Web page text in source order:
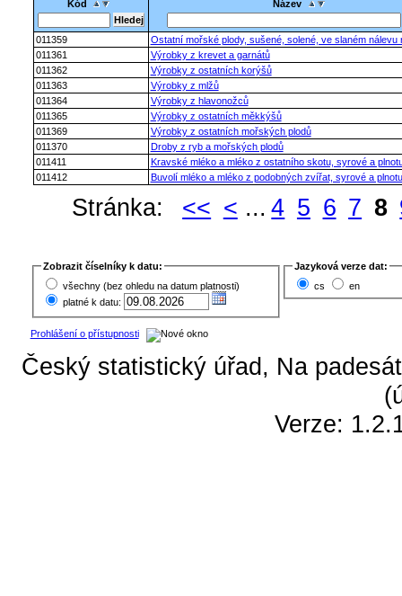
Kód Název
011359
Ostatní mořské plody, sušené, solené, ve slaném nálevu
011361
Výrobky z krevet a garnátů
011362
Výrobky z ostatních korýšů
011363
Výrobky z mlžů
011364
Výrobky z hlavonožců
011365
Výrobky z ostatních měkkýšů
011369
Výrobky z ostatních mořských plodů
011370
Droby z ryb a mořských plodů
011411
Kravské mléko a mléko z ostatního skotu, syrové a
011412
Buvolí mléko a mléko z podobných zvířat, syrové a
Stránka: << < ... 4 5 6 7 8
Zobrazit číselníky k datu:
všechny (bez ohledu na datum platnosti)
platné k datu:
Jazyková verze dat:
cs
en
Prohlášení o přístupnosti
Český statistický úřad, Na
Verze: